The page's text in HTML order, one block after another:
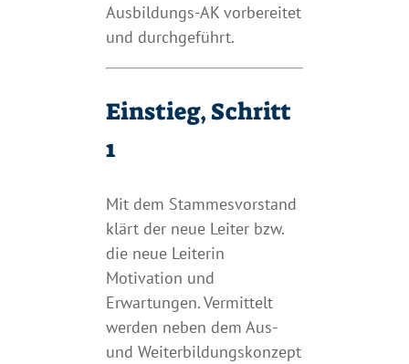
Ausbildungs-AK vorbereitet
und durchgeführt.
Einstieg, Schritt
1
Mit dem Stammesvorstand
klärt der neue Leiter bzw.
die neue Leiterin
Motivation und
Erwartungen. Vermittelt
werden neben dem Aus-
und Weiterbildungskonzept